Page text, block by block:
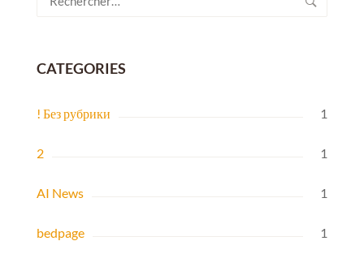
CATEGORIES
! Без рубрики 1
2 1
AI News 1
bedpage 1